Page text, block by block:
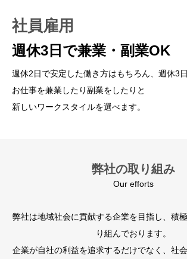
社員雇用
週休3日で兼業・副業OK
週休2日で安定した働き方はもちろん、週休3
お仕事を兼業したり副業をしたりと
新しいワークスタイルを選べます。
業務委託DR
色々なお仕事を個人事業主
託
軽貨物運送のお仕事を安定した定期の仕事から
合せなど多様な形で業務を委託しています。
代理店契約
準備中
準備中
弊社の取り組み
Our efforts
弊社は地域社会に貢献する企業を目指し、積
り組んでおります。
企業が自社の利益を追求するだけでなく、社